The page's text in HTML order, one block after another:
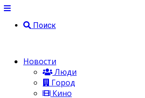
Поиск
Новости
Люди
Город
Кино